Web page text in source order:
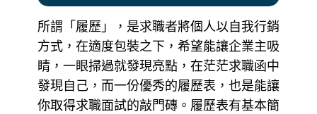
所謂「履歷」，是求職者將個人以自我行銷
方式，在適度包裝之下，希望能讓企業主吸
睛，一眼掃過就發現亮點，在茫茫求職函中
發現自己，而一份優秀的履歷表，也是能讓
你取得求職面試的敲門磚。履歷表有基本簡